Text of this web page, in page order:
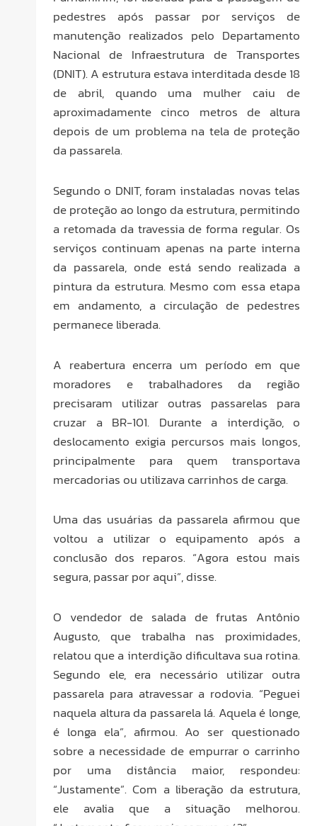
pedestres após passar por serviços de
manutenção realizados pelo Departamento
Nacional de Infraestrutura de Transportes
(DNIT). A estrutura estava interditada desde 18
de abril, quando uma mulher caiu de
aproximadamente cinco metros de altura
depois de um problema na tela de proteção
da passarela.
Segundo o DNIT, foram instaladas novas telas
de proteção ao longo da estrutura, permitindo
a retomada da travessia de forma regular. Os
serviços continuam apenas na parte interna
da passarela, onde está sendo realizada a
pintura da estrutura. Mesmo com essa etapa
em andamento, a circulação de pedestres
permanece liberada.
A reabertura encerra um período em que
moradores e trabalhadores da região
precisaram utilizar outras passarelas para
cruzar a BR-101. Durante a interdição, o
deslocamento exigia percursos mais longos,
principalmente para quem transportava
mercadorias ou utilizava carrinhos de carga.
Uma das usuárias da passarela afirmou que
voltou a utilizar o equipamento após a
conclusão dos reparos. “Agora estou mais
segura, passar por aqui”, disse.
O vendedor de salada de frutas Antônio
Augusto, que trabalha nas proximidades,
relatou que a interdição dificultava sua rotina.
Segundo ele, era necessário utilizar outra
passarela para atravessar a rodovia. “Peguei
naquela altura da passarela lá. Aquela é longe,
é longa ela”, afirmou. Ao ser questionado
sobre a necessidade de empurrar o carrinho
por uma distância maior, respondeu:
“Justamente”. Com a liberação da estrutura,
ele avalia que a situação melhorou.